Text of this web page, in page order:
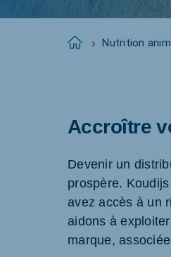
Home Nutrition
Accroître
Devenir un
prospère.
avez accès à un
aidons à
marque,